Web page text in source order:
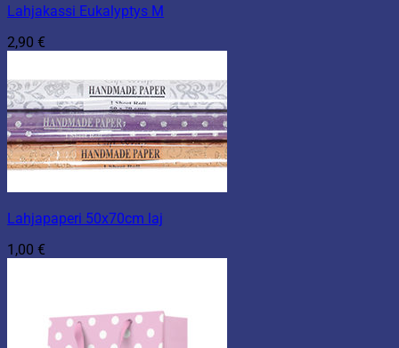
Lahjakassi Eukalyptys M
2,90 €
Lahjapaperi 50x70cm laj
1,00 €